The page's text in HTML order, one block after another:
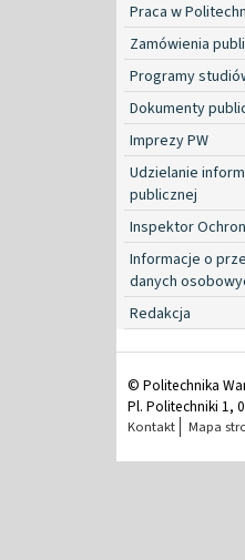
Praca w
Zamówienia
Programy
Dokumenty
Imprezy PW
Udzielanie
publicznej
Inspektor
Informacje o
danych
Redakcja
© Politechnika
Pl. Politechniki 1,
Kontakt Mapa